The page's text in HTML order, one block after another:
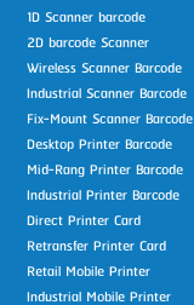
1D Scanner barcode
2D barcode Scanner
Wireless Scanner Barcode
Industrial Scanner Barcode
Fix-Mount Scanner Barcode
Desktop Printer Barcode
Mid-Rang Printer Barcode
Industrial Printer Barcode
Direct Printer Card
Retransfer Printer Card
Retail Mobile Printer
Industrial Mobile Printer